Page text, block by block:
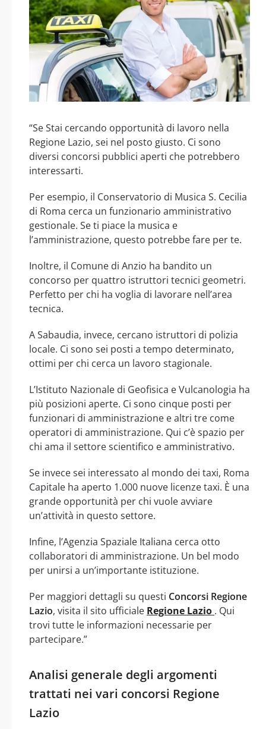
“Se Stai cercando opportunità di lavoro nella
Regione Lazio, sei nel posto giusto. Ci sono
diversi concorsi pubblici aperti che potrebbero
interessarti.
Per esempio, il Conservatorio di Musica S. Cecilia
di Roma cerca un funzionario amministrativo
gestionale. Se ti piace la musica e
l’amministrazione, questo potrebbe fare per te.
Inoltre, il Comune di Anzio ha bandito un
concorso per quattro istruttori tecnici geometri.
Perfetto per chi ha voglia di lavorare nell’area
tecnica.
A Sabaudia, invece, cercano istruttori di polizia
locale. Ci sono sei posti a tempo determinato,
ottimi per chi cerca un lavoro stagionale.
L’Istituto Nazionale di Geofisica e Vulcanologia ha
più posizioni aperte. Ci sono cinque posti per
funzionari di amministrazione e altri tre come
operatori di amministrazione. Qui c’è spazio per
chi ama il settore scientifico e amministrativo.
Se invece sei interessato al mondo dei taxi, Roma
Capitale ha aperto 1.000 nuove licenze taxi. È una
grande opportunità per chi vuole avviare
un’attività in questo settore.
Infine, l’Agenzia Spaziale Italiana cerca otto
collaboratori di amministrazione. Un bel modo
per unirsi a un’importante istituzione.
Per maggiori dettagli su questi Concorsi Regione
Lazio, visita il sito ufficiale Regione Lazio . Qui
trovi tutte le informazioni necessarie per
partecipare.”
Analisi generale degli argomenti
trattati nei vari concorsi Regione
Lazio